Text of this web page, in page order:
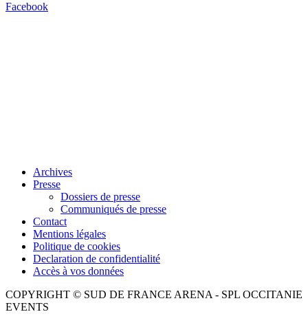
Facebook
Archives
Presse
Dossiers de presse
Communiqués de presse
Contact
Mentions légales
Politique de cookies
Declaration de confidentialité
Accès à vos données
COPYRIGHT © SUD DE FRANCE ARENA - SPL OCCITANIE
EVENTS